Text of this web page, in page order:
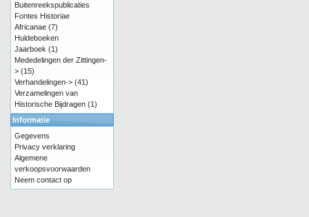
Buitenreekspublicaties
Fontes Historiae
Africanae (7)
Huldeboeken
Jaarboek (1)
Mededelingen der Zittingen-
> (15)
Verhandelingen-> (41)
Verzamelingen van
Historische Bijdragen (1)
Informatie
Gegevens
Privacy verklaring
Algemene
verkoopsvoorwaarden
Neem contact op